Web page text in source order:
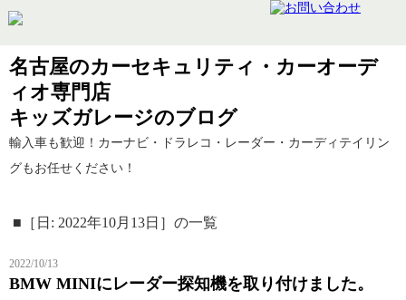
名古屋のカーセキュリティ・カーオーデ
ィオ専門店
キッズガレージのブログ
輸入車も歓迎！カーナビ・ドラレコ・レーダー・カーディテイリン
グもお任せください！
■［日: 2022年10月13日］の一覧
2022/10/13
BMW MINIにレーダー探知機を取り付けました。